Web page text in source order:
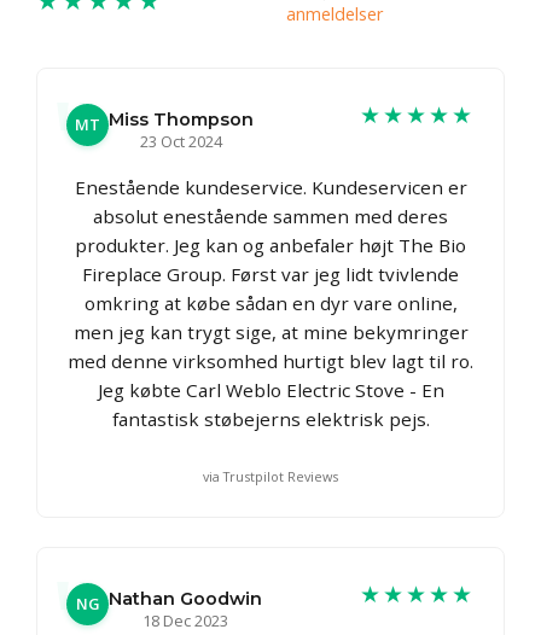
anmeldelser
MT Miss Thompson
23 Oct 2024
★★★★★
Enestående kundeservice. Kundeservicen er
absolut enestående sammen med deres
produkter. Jeg kan og anbefaler højt The Bio
Fireplace Group. Først var jeg lidt tvivlende
omkring at købe sådan en dyr vare online,
men jeg kan trygt sige, at mine bekymringer
med denne virksomhed hurtigt blev lagt til ro.
Jeg købte Carl Weblo Electric Stove - En
fantastisk støbejerns elektrisk pejs.
via Trustpilot Reviews
NG Nathan Goodwin
18 Dec 2023
★★★★★